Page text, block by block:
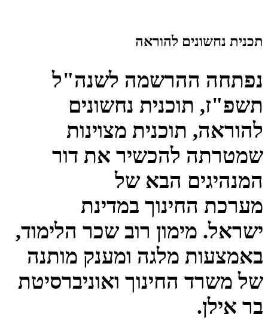
תכנית נחשונים להוראה​
​​נפתחה ההרשמה לשנה"ל
תשפ"ז, תוכנית נחשונים
להוראה, תוכנית מצוינות
שמטרתה להכשיר את דור
המנהיגים הבא של
מער​כת החינוך במדינת
ישראל. מימון רוב שכר הלימוד,
באמצעות מלגה ומענק מותנה
של משרד החינוך ואוניברסיטת
בר אילן.​​​